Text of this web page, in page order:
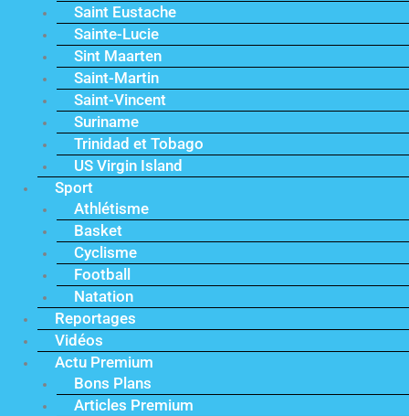
Saint Eustache
Sainte-Lucie
Sint Maarten
Saint-Martin
Saint-Vincent
Suriname
Trinidad et Tobago
US Virgin Island
Sport
Athlétisme
Basket
Cyclisme
Football
Natation
Reportages
Vidéos
Actu Premium
Bons Plans
Articles Premium